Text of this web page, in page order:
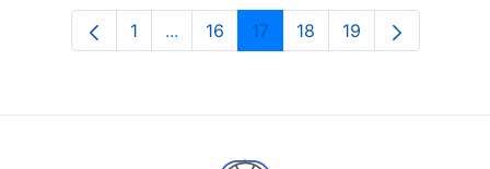
Page
1 ...Intermediate Pages Use TAB to
Page
16 Page
17 Page
18 Page
19